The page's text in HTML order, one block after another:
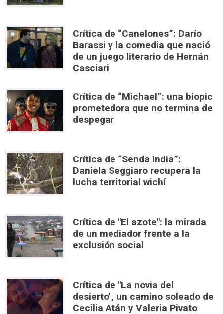
Crítica de “Canelones”: Darío
Barassi y la comedia que nació
de un juego literario de Hernán
Casciari
Crítica de “Michael”: una biopic
prometedora que no termina de
despegar
Crítica de “Senda India”:
Daniela Seggiaro recupera la
lucha territorial wichí
Crítica de "El azote": la mirada
de un mediador frente a la
exclusión social
Crítica de "La novia del
desierto", un camino soleado de
Cecilia Atán y Valeria Pivato